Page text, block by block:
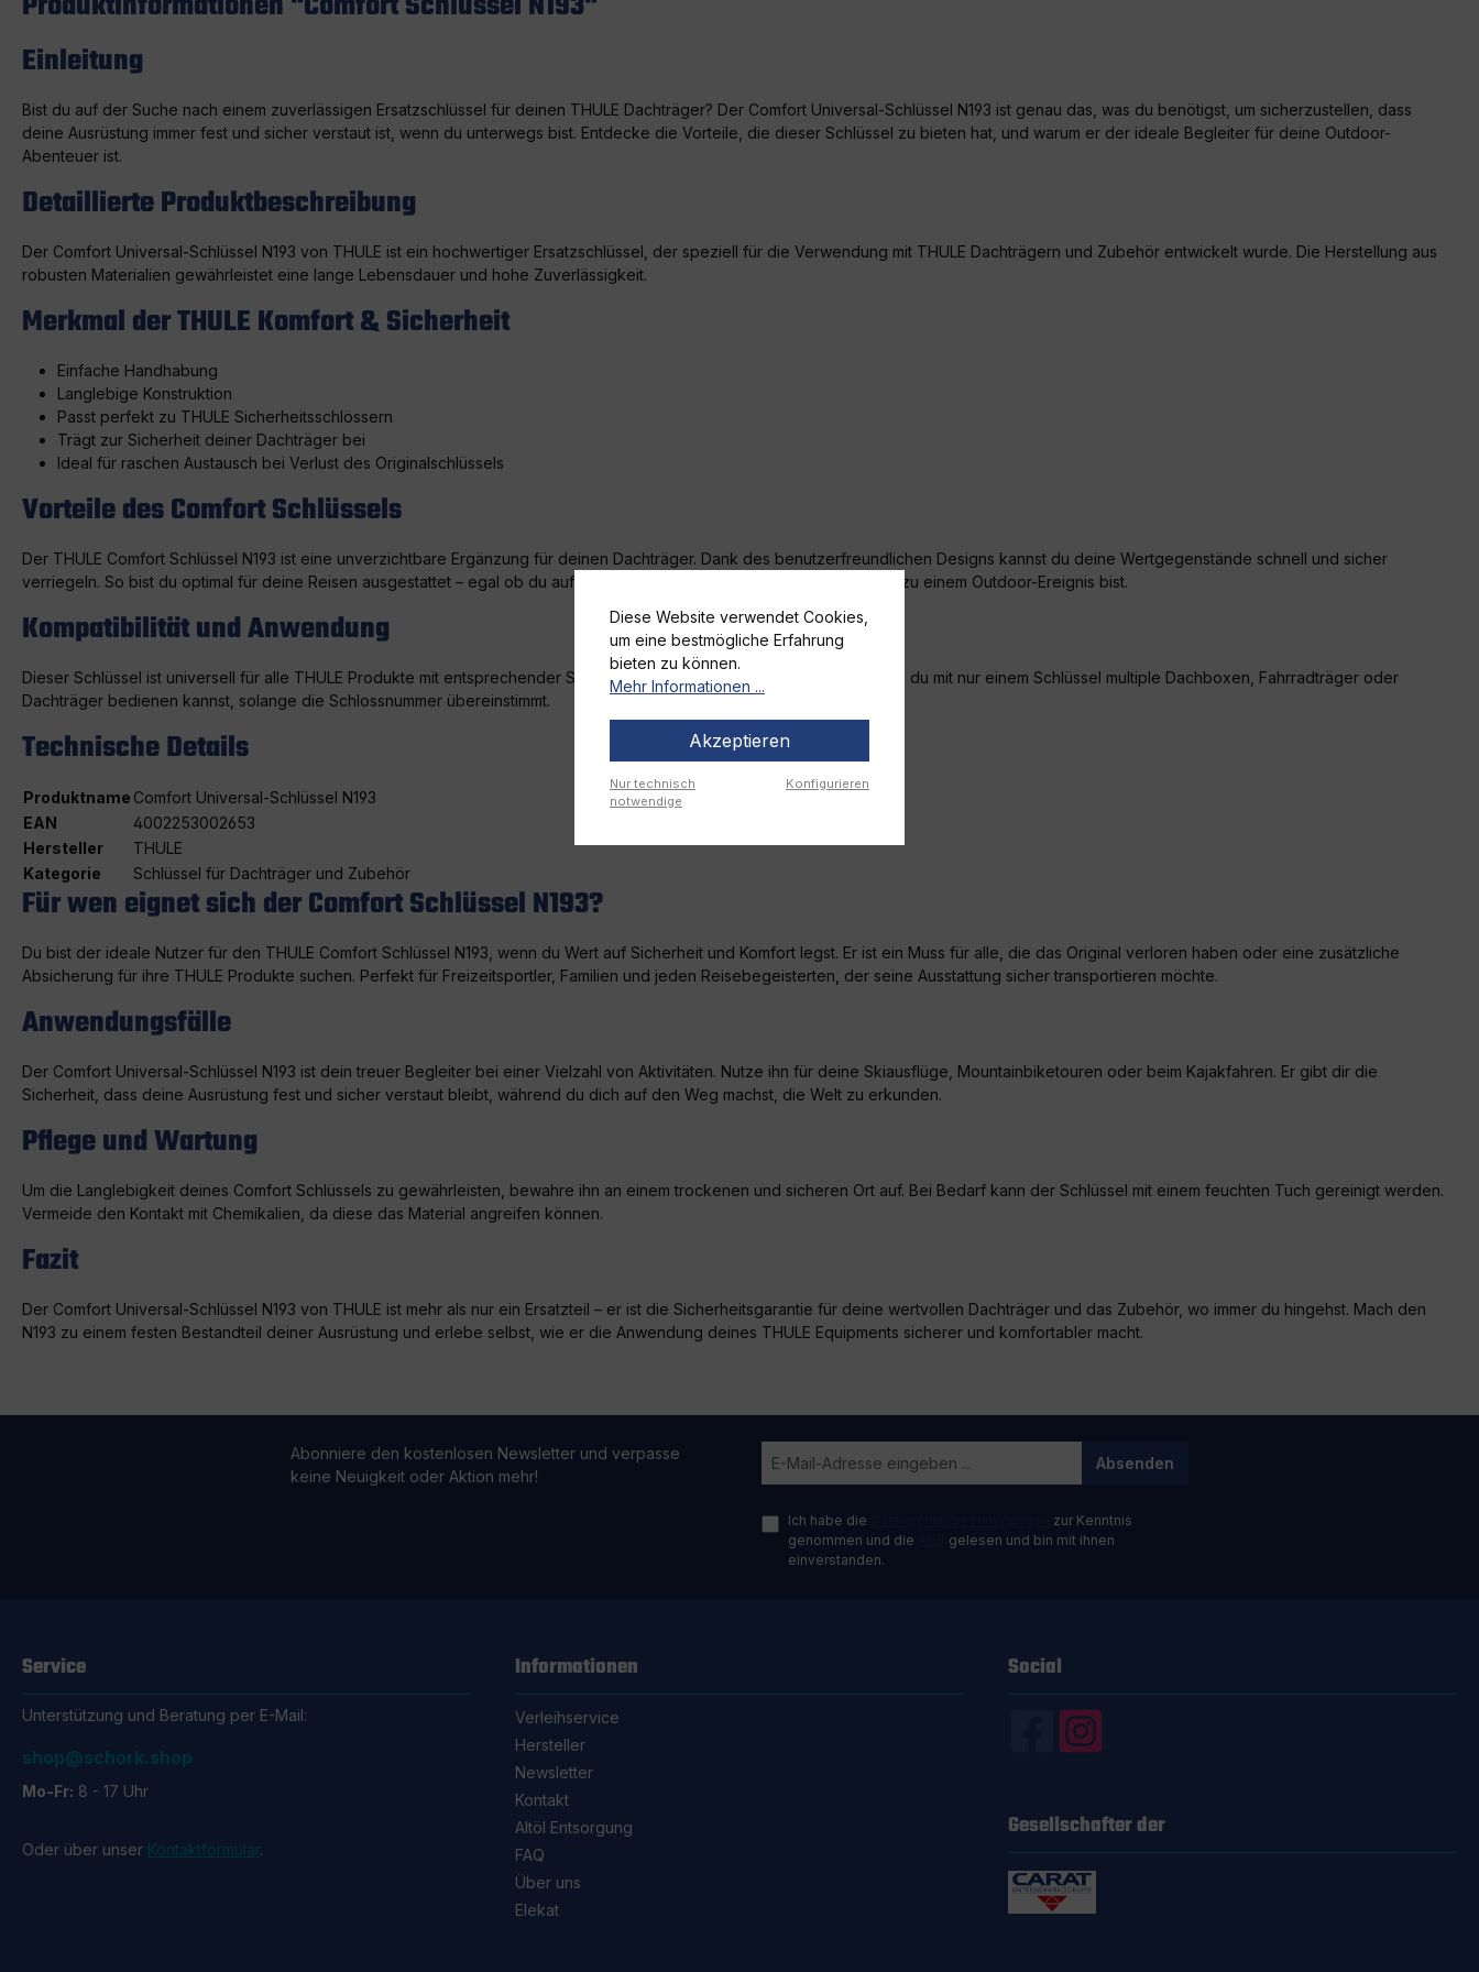
Einleitung
Bist du auf der Suche nach einem zuverlässigen Ersatzschlüssel für deinen THULE Dachträger? Der Comfort Universal-Schlüssel N193 ist genau das, was du benötigst, um sicherzustellen, dass
deine Ausrüstung immer fest und sicher verstaut ist, wenn du unterwegs bist. Entdecke die Vorteile, die dieser Schlüssel zu bieten hat, und warum er der ideale Begleiter für deine Outdoor-
Abenteuer ist.
Detaillierte Produktbeschreibung
Der Comfort Universal-Schlüssel N193 von THULE ist ein hochwertiger Ersatzschlüssel, der speziell für die Verwendung mit THULE Dachträgern und Zubehör entwickelt wurde. Die Herstellung aus
robusten Materialien gewährleistet eine lange Lebensdauer und hohe Zuverlässigkeit.
Merkmal der THULE Komfort & Sicherheit
Einfache Handhabung
Langlebige Konstruktion
Passt perfekt zu THULE Sicherheitsschlössern
Trägt zur Sicherheit deiner Dachträger bei
Ideal für raschen Austausch bei Verlust des Originalschlüssels
Vorteile des Comfort Schlüssels
Der THULE Comfort Schlüssel N193 ist eine unverzichtbare Ergänzung für deinen Dachträger. Dank des benutzerfreundlichen Designs kannst du deine Wertgegenstände schnell und sicher
verriegeln. So bist du optimal für deine Reisen ausgestattet – egal ob du auf dem Weg in den Urlaub, zum Camping oder zu einem Outdoor-Ereignis bist.
Kompatibilität und Anwendung
Dieser Schlüssel ist universell für alle THULE Produkte mit entsprechender Schlossnummer konzipiert. Das bedeutet, dass du mit nur einem Schlüssel multiple Dachboxen, Fahrradträger oder
Dachträger bedienen kannst, solange die Schlossnummer übereinstimmt.
Technische Details
Produktname Comfort Universal-Schlüssel N193
EAN
4002253002653
Hersteller
THULE
Kategorie
Schlüssel für Dachträger und Zubehör
Für wen eignet sich der Comfort Schlüssel N193?
Du bist der ideale Nutzer für den THULE Comfort Schlüssel N193, wenn du Wert auf Sicherheit und Komfort legst. Er ist ein Muss für alle, die das Original verloren haben oder eine zusätzliche
Absicherung für ihre THULE Produkte suchen. Perfekt für Freizeitsportler, Familien und jeden Reisebegeisterten, der seine Ausstattung sicher transportieren möchte.
Anwendungsfälle
Der Comfort Universal-Schlüssel N193 ist dein treuer Begleiter bei einer Vielzahl von Aktivitäten. Nutze ihn für deine Skiausflüge, Mountainbiketouren oder beim Kajakfahren. Er gibt dir die
Sicherheit, dass deine Ausrüstung fest und sicher verstaut bleibt, während du dich auf den Weg machst, die Welt zu erkunden.
Pflege und Wartung
Um die Langlebigkeit deines Comfort Schlüssels zu gewährleisten, bewahre ihn an einem trockenen und sicheren Ort auf. Bei Bedarf kann der Schlüssel mit einem feuchten Tuch gereinigt werden.
Vermeide den Kontakt mit Chemikalien, da diese das Material angreifen können.
Fazit
Der Comfort Universal-Schlüssel N193 von THULE ist mehr als nur ein Ersatzteil – er ist die Sicherheitsgarantie für deine wertvollen Dachträger und das Zubehör, wo immer du hingehst. Mach den
N193 zu einem festen Bestandteil deiner Ausrüstung und erlebe selbst, wie er die Anwendung deines THULE Equipments sicherer und komfortabler macht.
Abonniere den kostenlosen Newsletter und verpasse
keine Neuigkeit oder Aktion mehr!
Absenden
Ich habe die
zur Kenntnis
genommen und die
gelesen und bin mit ihnen
einverstanden.
Service
Unterstützung und Beratung per E-Mail:
shop@schork.shop
Mo-Fr: 8 - 17 Uhr
Oder über unser Kontaktformular.
Informationen
Verleihservice
Hersteller
Newsletter
Kontakt
Altöl Entsorgung
FAQ
Über uns
Elekat
Social
Gesellschafter der
Diese Website verwendet Cookies,
um eine bestmögliche Erfahrung
bieten zu können.
Mehr Informationen ...
Akzeptieren
Nur technisch
notwendige
Konfigurieren